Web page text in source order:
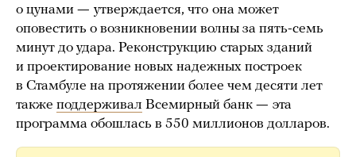
о цунами — утверждается, что она может
оповестить о возникновении волны за пять-семь
минут до удара. Реконструкцию старых зданий
и проектирование новых надежных построек
в Стамбуле на протяжении более чем десяти лет
также поддерживал Всемирный банк — эта
программа обошлась в 550 миллионов долларов.